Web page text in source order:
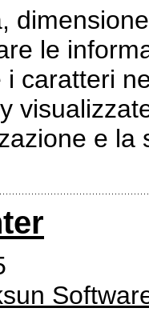
le
i caratteri
e la